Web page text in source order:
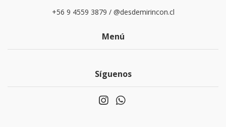
+56 9 4559 3879 / @desdemirincon.cl
Menú
Síguenos